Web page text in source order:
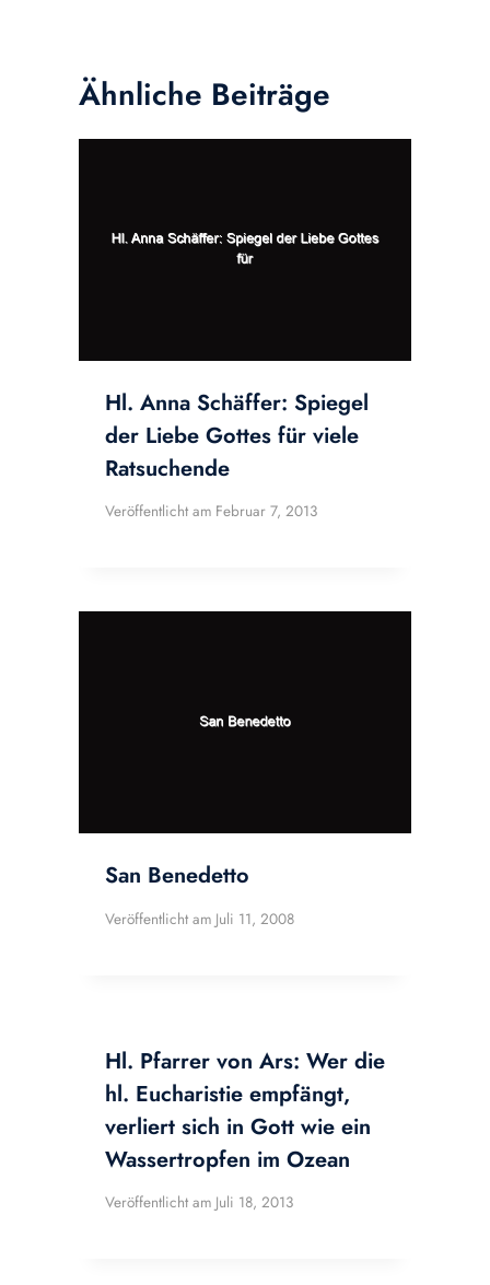
Ähnliche Beiträge
Hl. Anna Schäffer: Spiegel
der Liebe Gottes für viele
Ratsuchende
Veröffentlicht am Februar 7, 2013
San Benedetto
Veröffentlicht am Juli 11, 2008
Hl. Pfarrer von Ars: Wer die
hl. Eucharistie empfängt,
verliert sich in Gott wie ein
Wassertropfen im Ozean
Veröffentlicht am Juli 18, 2013